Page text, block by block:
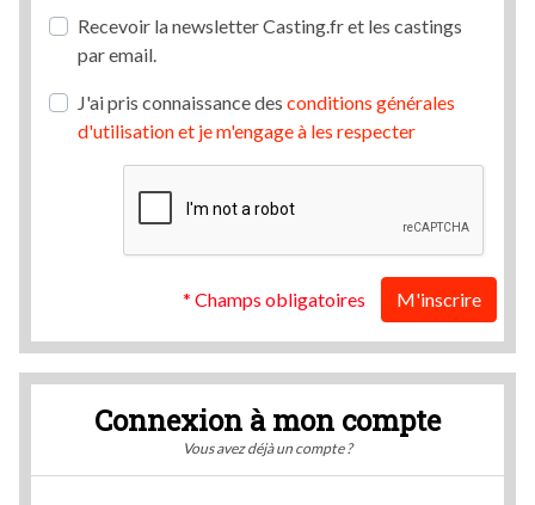
Recevoir la newsletter Casting.fr et les castings
par email.
J'ai pris connaissance des conditions générales
d'utilisation et je m'engage à les respecter
* Champs obligatoires M'inscrire
Connexion à mon compte
Vous avez déjà un compte ?